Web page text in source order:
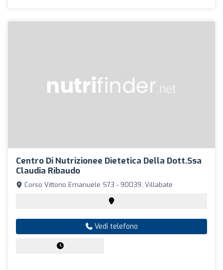
Centro Di Nutrizionee Dietetica Della Dott.Ssa
Claudia Ribaudo
Corso Vittorio Emanuele 573 - 90039, Villabate
Vedi telefono